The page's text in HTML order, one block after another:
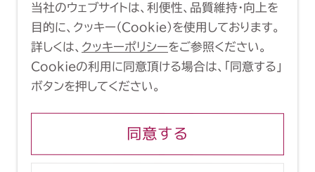
Copyright (C) 1998-2026 Yasui
Architects & Engineers, Inc.
当社のウェブサイトは、利便性、品質維持・向上を
目的に、クッキー（Cookie）を使用しております。
詳しくは、 クッキーポリシーをご参照ください。
Cookieの利用に同意頂ける場合は、「同意する」
ボタンを押してください。
同意する